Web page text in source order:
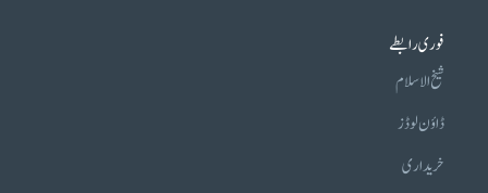
فوری رابطے
شیخ الاسلام
ڈاؤن لوڈز
خریداری